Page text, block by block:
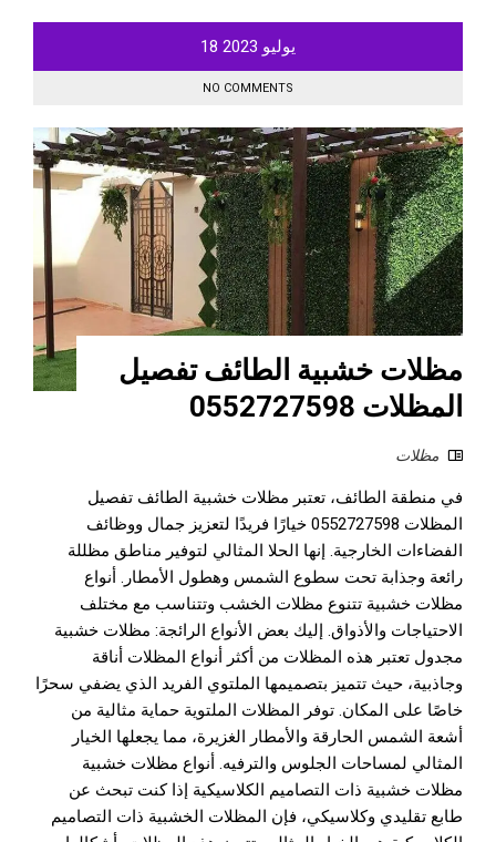
يوليو 18 2023
NO COMMENTS
مظلات خشبية الطائف تفصيل
المظلات 0552727598
مظلات
في منطقة الطائف، تعتبر مظلات خشبية الطائف تفصيل
المظلات 0552727598 خيارًا فريدًا لتعزيز جمال ووظائف
الفضاءات الخارجية. إنها الحلا المثالي لتوفير مناطق مظللة
رائعة وجذابة تحت سطوع الشمس وهطول الأمطار. أنواع
مظلات خشبية تتنوع مظلات الخشب وتتناسب مع مختلف
الاحتياجات والأذواق. إليك بعض الأنواع الرائجة: مظلات خشبية
مجدول تعتبر هذه المظلات من أكثر أنواع المظلات أناقة
وجاذبية، حيث تتميز بتصميمها الملتوي الفريد الذي يضفي سحرًا
خاصًا على المكان. توفر المظلات الملتوية حماية مثالية من
أشعة الشمس الحارقة والأمطار الغزيرة، مما يجعلها الخيار
المثالي لمساحات الجلوس والترفيه. أنواع مظلات خشبية
مظلات خشبية ذات التصاميم الكلاسيكية إذا كنت تبحث عن
طابع تقليدي وكلاسيكي، فإن المظلات الخشبية ذات التصاميم